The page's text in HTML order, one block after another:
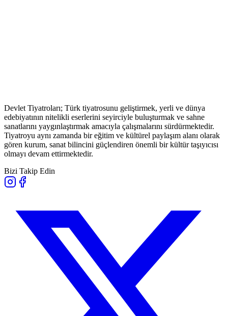
Devlet Tiyatroları; Türk tiyatrosunu geliştirmek, yerli ve dünya
edebiyatının nitelikli eserlerini seyirciyle buluşturmak ve sahne
sanatlarını yaygınlaştırmak amacıyla çalışmalarını sürdürmektedir.
Tiyatroyu aynı zamanda bir eğitim ve kültürel paylaşım alanı olarak
gören kurum, sanat bilincini güçlendiren önemli bir kültür taşıyıcısı
olmayı devam ettirmektedir.
Bizi Takip Edin